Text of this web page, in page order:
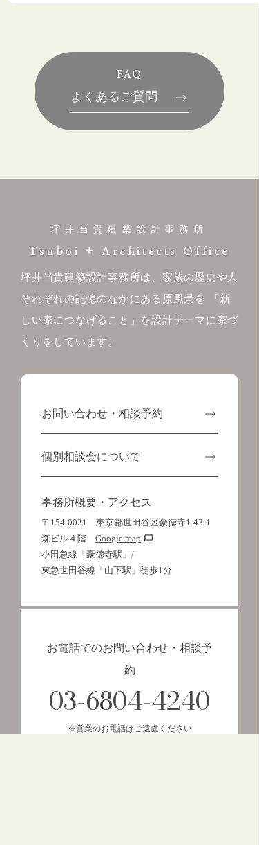
FAQ
よくあるご質問
坪井当貴建築設計事務所
Tsuboi + Architects Office
坪井当貴建築設計事務所は、家族の歴史や人
それぞれの記憶のなかにある原風景を
「新
しい家につなげること」を設計テーマに家づ
くりをしています。
お問い合わせ・相談予約
個別相談会について
事務所概要・アクセス
〒154-0021 東京都世田谷区豪徳寺1-43-1
森ビル４階 Google map
小田急線「豪徳寺駅」/
東急世田谷線「山下駅」徒歩1分
お電話でのお問い合わせ・相談予
約
03-6804-4240
※営業のお電話はご遠慮ください